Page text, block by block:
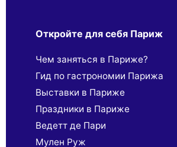
Откройте для себя Париж
Чем заняться в Париже?
Гид по гастрономии Парижа
Выставки в Париже
Праздники в Париже
Ведетт де Пари
Мулен Руж